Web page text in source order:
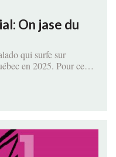
On jase du
qui surfe sur
en 2025. Pour ce…